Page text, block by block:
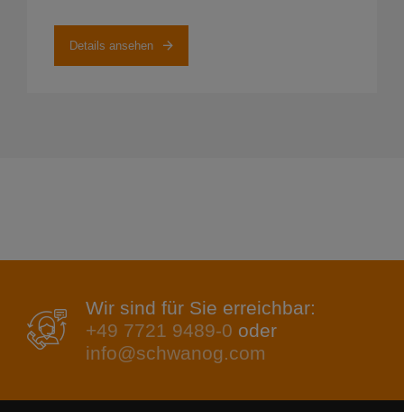
Details ansehen
Wir sind für Sie erreichbar:
+49 7721 9489-0 oder
info@schwanog.com